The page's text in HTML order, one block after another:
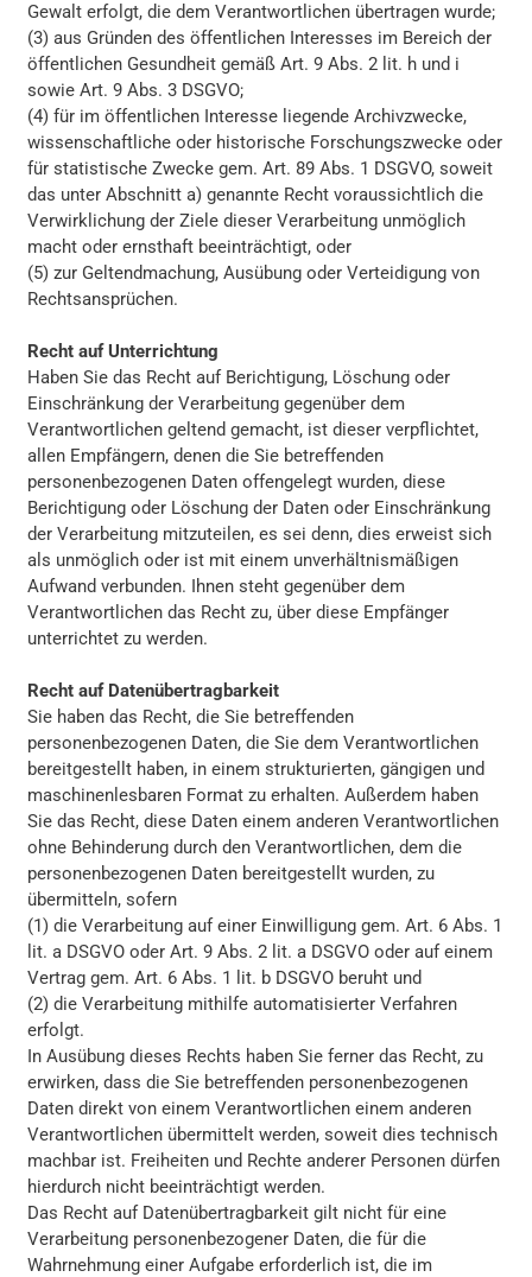
Gewalt erfolgt, die dem Verantwortlichen übertragen wurde;
(3) aus Gründen des öffentlichen Interesses im Bereich der
öffentlichen Gesundheit gemäß Art. 9 Abs. 2 lit. h und i
sowie Art. 9 Abs. 3 DSGVO;
(4) für im öffentlichen Interesse liegende Archivzwecke,
wissenschaftliche oder historische Forschungszwecke oder
für statistische Zwecke gem. Art. 89 Abs. 1 DSGVO, soweit
das unter Abschnitt a) genannte Recht voraussichtlich die
Verwirklichung der Ziele dieser Verarbeitung unmöglich
macht oder ernsthaft beeinträchtigt, oder
(5) zur Geltendmachung, Ausübung oder Verteidigung von
Rechtsansprüchen.
Recht auf Unterrichtung
Haben Sie das Recht auf Berichtigung, Löschung oder
Einschränkung der Verarbeitung gegenüber dem
Verantwortlichen geltend gemacht, ist dieser verpflichtet,
allen Empfängern, denen die Sie betreffenden
personenbezogenen Daten offengelegt wurden, diese
Berichtigung oder Löschung der Daten oder Einschränkung
der Verarbeitung mitzuteilen, es sei denn, dies erweist sich
als unmöglich oder ist mit einem unverhältnismäßigen
Aufwand verbunden. Ihnen steht gegenüber dem
Verantwortlichen das Recht zu, über diese Empfänger
unterrichtet zu werden.
Recht auf Datenübertragbarkeit
Sie haben das Recht, die Sie betreffenden
personenbezogenen Daten, die Sie dem Verantwortlichen
bereitgestellt haben, in einem strukturierten, gängigen und
maschinenlesbaren Format zu erhalten. Außerdem haben
Sie das Recht, diese Daten einem anderen Verantwortlichen
ohne Behinderung durch den Verantwortlichen, dem die
personenbezogenen Daten bereitgestellt wurden, zu
übermitteln, sofern
(1) die Verarbeitung auf einer Einwilligung gem. Art. 6 Abs. 1
lit. a DSGVO oder Art. 9 Abs. 2 lit. a DSGVO oder auf einem
Vertrag gem. Art. 6 Abs. 1 lit. b DSGVO beruht und
(2) die Verarbeitung mithilfe automatisierter Verfahren
erfolgt.
In Ausübung dieses Rechts haben Sie ferner das Recht, zu
erwirken, dass die Sie betreffenden personenbezogenen
Daten direkt von einem Verantwortlichen einem anderen
Verantwortlichen übermittelt werden, soweit dies technisch
machbar ist. Freiheiten und Rechte anderer Personen dürfen
hierdurch nicht beeinträchtigt werden.
Das Recht auf Datenübertragbarkeit gilt nicht für eine
Verarbeitung personenbezogener Daten, die für die
Wahrnehmung einer Aufgabe erforderlich ist, die im